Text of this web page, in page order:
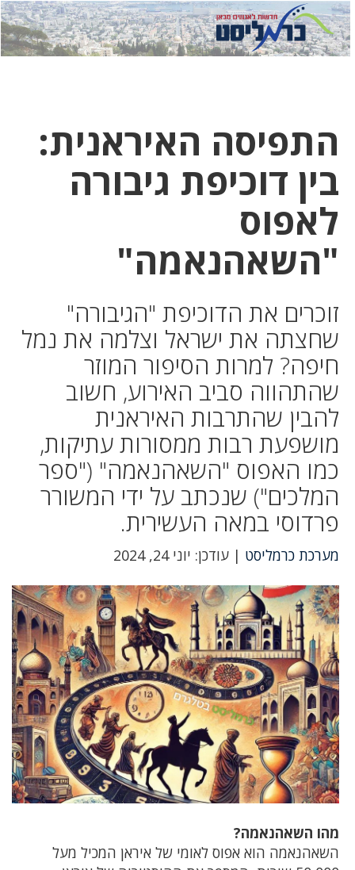
לחץ
כאן
לחץ
כדי
התפיסה האיראנית:
בין דוכיפת גיבורה
לאפוס
"השאהנאמה"
זוכרים את הדוכיפת "הגיבורה"
שחצתה את ישראל וצלמה את נמל
חיפה? למרות הסיפור המוזר
שהתהווה סביב האירוע, חשוב
להבין שהתרבות האיראנית
מושפעת רבות ממסורות עתיקות,
כמו האפוס "השאהנאמה" ("ספר
המלכים") שנכתב על ידי המשורר
פרדוסי במאה העשירית.
מערכת כרמליסט| עודכן: יוני 24, 2024
מהו השאהנאמה?
השאהנאמה הוא אפוס לאומי של איראן המכיל מעל